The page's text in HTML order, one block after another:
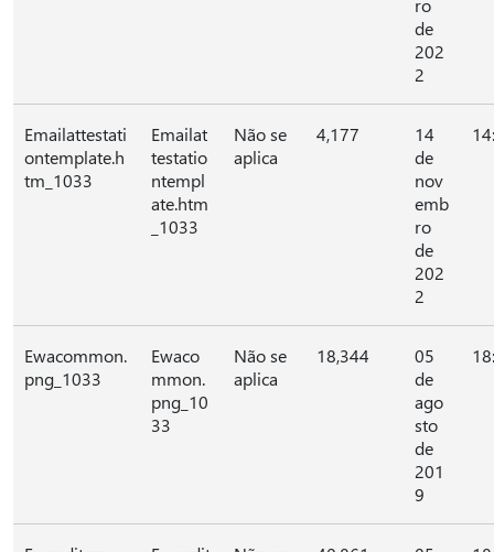
ro
de
202
2
Emailattestati
ontemplate.h
tm_1033
Emailat
testatio
ntempl
ate.htm
_1033
Não se
aplica
4,177
14
de
nov
emb
ro
de
202
2
Ewacommon.
png_1033
Ewaco
mmon.
png_10
33
Não se
aplica
18,344
05
de
ago
sto
de
201
9